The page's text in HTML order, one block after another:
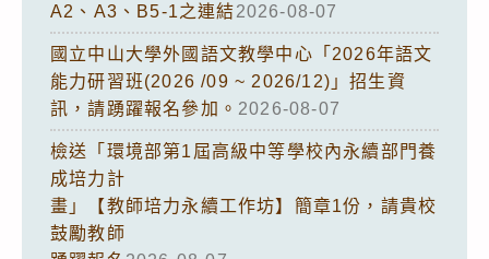
A2、A3、B5-1之連結2026-08-07
國立中山大學外國語文教學中心「2026年語文
能力研習班(2026 /09 ~ 2026/12)」招生資
訊，請踴躍報名參加。 2026-08-07
檢送「環境部第1屆高級中等學校內永續部門養
成培力計
畫」【教師培力永續工作坊】簡章1份，請貴校
鼓勵教師